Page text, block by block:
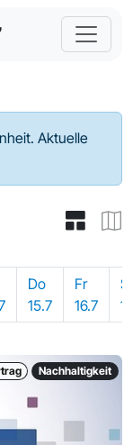
Aktuelle
Do
15.7
Fr
16.7
Nachhaltigkeit